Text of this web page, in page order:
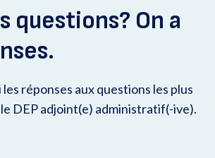
questions? On a
réponses aux questions les plus
DEP adjoint(e) administratif(-ive).